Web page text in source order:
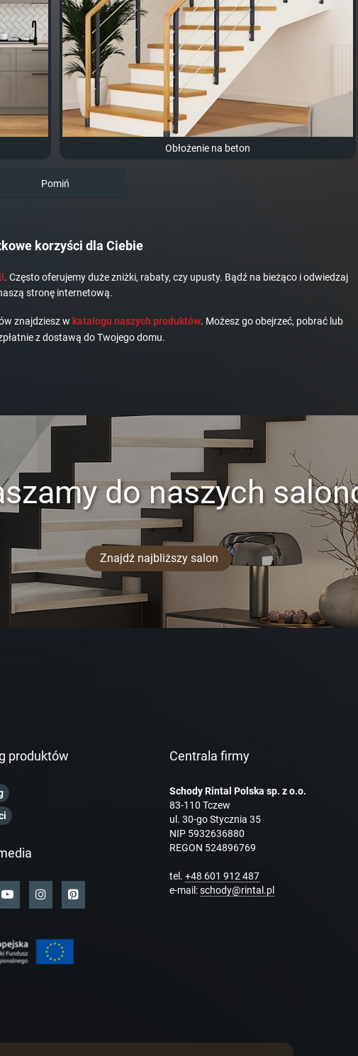
Obłożenie na beton
Pomiń
korzyści dla Ciebie
. Często oferujemy duże zniżki, rabaty, czy upusty. Bądź na bieżąco i odwiedzaj
stronę internetową.
znajdziesz w katalogu naszych produktów. Możesz go obejrzeć, pobrać lub
z dostawą do Twojego domu.
do naszych
Znajdź najbliższy salon
produktów Centrala firmy
Schody Rintal Polska sp. z o.o.
83-110 Tczew
ul. 30-go Stycznia 35
NIP 5932636880
REGON 524896769
tel. +48 601 912 487
e-mail:schody@rintal.pl